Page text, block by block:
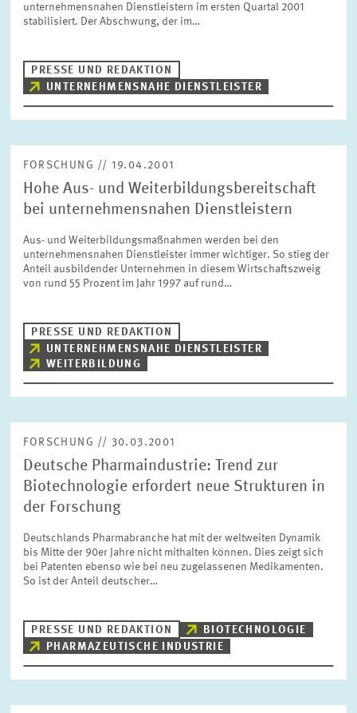
ZEW IN DEN MEDIEN
JAHRESBERICHT
unternehmensnahen Dienstleistern im ersten Quartal 2001
stabilisiert. Der Abschwung, der im…
PRESSE UND REDAKTION
UNTERNEHMENSNAHE DIENSTLEISTER
FORSCHUNG // 19.04.2001
Hohe Aus- und Weiterbildungsbereitschaft
bei unternehmensnahen Dienstleistern
Aus- und Weiterbildungsmaßnahmen werden bei den
unternehmensnahen Dienstleister immer wichtiger. So stieg der
Anteil ausbildender Unternehmen in diesem Wirtschaftszweig
von rund 55 Prozent im Jahr 1997 auf rund…
PRESSE UND REDAKTION
UNTERNEHMENSNAHE DIENSTLEISTER
WEITERBILDUNG
FORSCHUNG // 30.03.2001
Deutsche Pharmaindustrie: Trend zur
Biotechnologie erfordert neue Strukturen in
der Forschung
Deutschlands Pharmabranche hat mit der weltweiten Dynamik
bis Mitte der 90er Jahre nicht mithalten können. Dies zeigt sich
bei Patenten ebenso wie bei neu zugelassenen Medikamenten.
So ist der Anteil deutscher…
PRESSE UND REDAKTION
BIOTECHNOLOGIE
PHARMAZEUTISCHE INDUSTRIE